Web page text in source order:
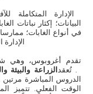
الإدارة المتكاملة
البيانات؛ إكثار نباتات
في أنواع الغابات؛
تقدم أغروبوس، وهي
الزراعة والبيئة . تُعقد
الدروس المباشرة مرتين
الوقت الفعلي. تتميز